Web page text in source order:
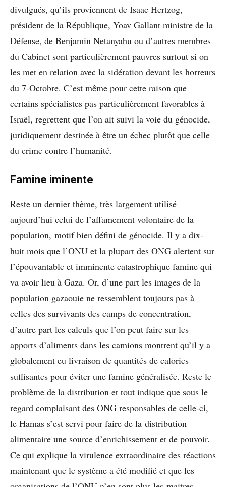
divulgués, qu’ils proviennent de Isaac Hertzog,
président de la République, Yoav Gallant ministre de la
Défense, de Benjamin Netanyahu ou d’autres membres
du Cabinet sont particulièrement pauvres surtout si on
les met en relation avec la sidération devant les horreurs
du 7-Octobre. C’est même pour cette raison que
certains spécialistes pas particulièrement favorables à
Israël, regrettent que l’on ait suivi la voie du génocide,
juridiquement destinée à être un échec plutôt que celle
du crime contre l’humanité.
Famine iminente
Reste un dernier thème, très largement utilisé
aujourd’hui celui de l’affamement volontaire de la
population, motif bien défini de génocide. Il y a dix-
huit mois que l’ONU et la plupart des ONG alertent sur
l’épouvantable et imminente catastrophique famine qui
va avoir lieu à Gaza. Or, d’une part les images de la
population gazaouie ne ressemblent toujours pas à
celles des survivants des camps de concentration,
d’autre part les calculs que l’on peut faire sur les
apports d’aliments dans les camions montrent qu’il y a
globalement eu livraison de quantités de calories
suffisantes pour éviter une famine généralisée. Reste le
problème de la distribution et tout indique que sous le
regard complaisant des ONG responsables de celle-ci,
le Hamas s’est servi pour faire de la distribution
alimentaire une source d’enrichissement et de pouvoir.
Ce qui explique la virulence extraordinaire des réactions
maintenant que le système a été modifié et que les